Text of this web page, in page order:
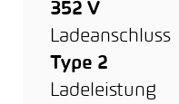
352 V
Ladeanschluss
Type 2
Ladeleistung